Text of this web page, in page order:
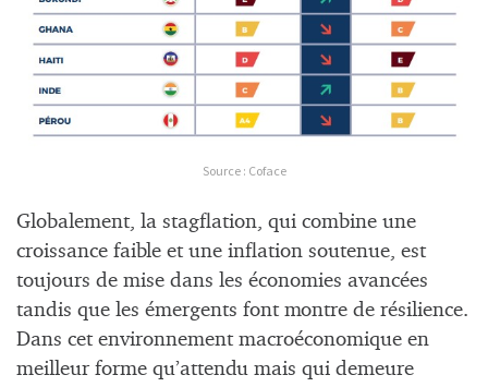
Source : Coface
Globalement, la stagflation, qui combine une
croissance faible et une inflation soutenue, est
toujours de mise dans les économies avancées
tandis que les émergents font montre de résilience.
Dans cet environnement macroéconomique en
meilleur forme qu’attendu mais qui demeure